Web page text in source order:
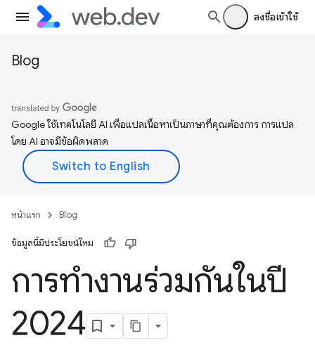
ลงชื่อเข้าใช้
Blog
Google ใช้เทคโนโลยี AI เพื่อแปลเนื้อหาเป็นภาษาที่คุณต้องการ การแปล
โดย AI อาจมีข้อผิดพลาด
หน้าแรก Blog
ข้อมูลนี้มีประโยชน์ไหม
การทำงานร่วมกันในปี
2024